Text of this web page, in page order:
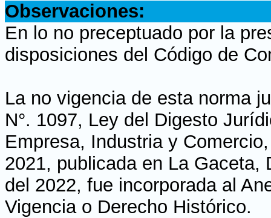
Observaciones:
En lo no preceptuado por la
disposiciones del Código de
La no vigencia de esta norma
N°. 1097, Ley del Digesto
Empresa, Industria y
2021, publicada en La Gaceta,
del 2022, fue incorporada al
Vigencia o Derecho Histórico.